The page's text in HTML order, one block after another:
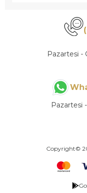
Pazartesi -
Pazartesi
Copyright©